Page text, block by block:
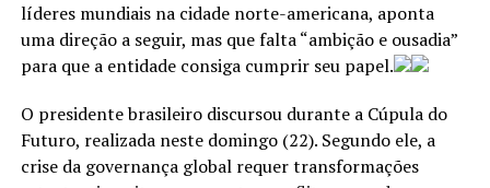
>> Siga o canal daAgência Brasil
no WhatsApp
A 24ª cúpula da OCX em Tianjin, cidade costeira do
Norte da China, acontece às vésperas das
comemorações do
80º aniversário da vitória na
protecionismo em medidas energéticas;
Os EUA voltarão a ser um país que“expande seu
território”.
Quer abandeira americana em Marte.
Quer“retomar” a liberdade de expressãono
país e acabar com a censura e perseguição que ele
líderes mundiais na cidade norte-americana, aponta
uma direção a seguir, mas que falta “ambição e ousadia”
para que a entidade consiga cumprir seu papel.
O presidente brasileiro discursou durante a Cúpula do
Futuro, realizada neste domingo (22). Segundo ele, a
crise da governança global requer transformações